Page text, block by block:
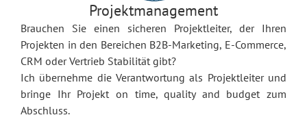
Projektmanagement
Brauchen Sie einen sicheren Projektleiter, der Ihren
Projekten in den Bereichen B2B-Marketing, E-Commerce,
CRM oder Vertrieb Stabilität gibt?
Ich übernehme die Verantwortung als Projektleiter und
bringe Ihr Projekt on time, quality and budget zum
Abschluss.